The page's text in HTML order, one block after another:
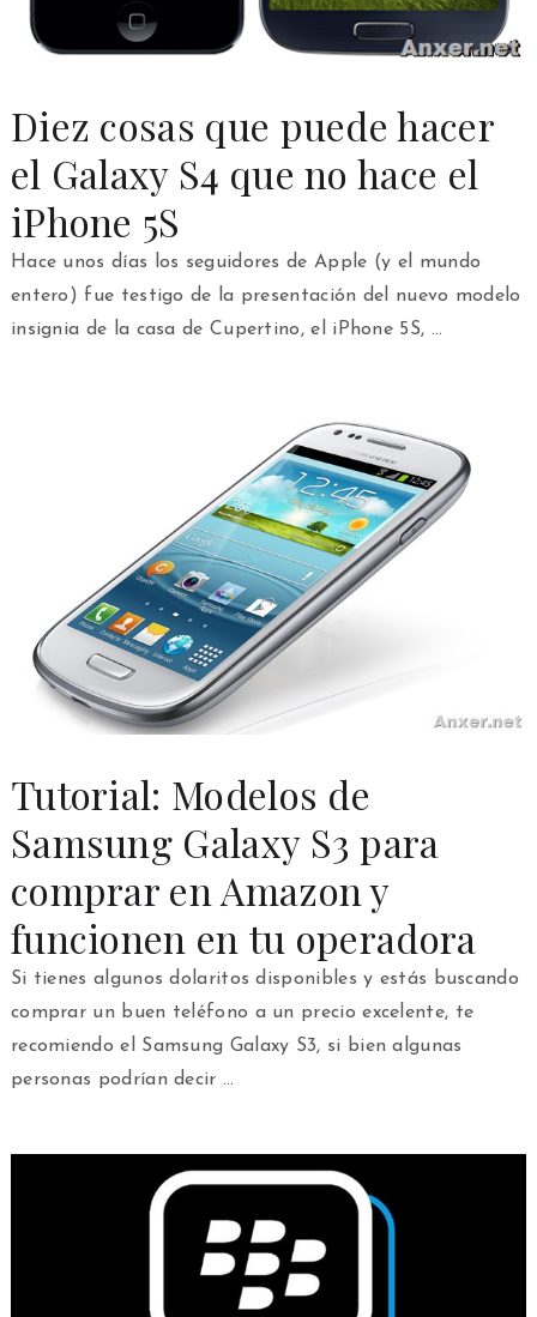
Diez cosas que puede hacer
el Galaxy S4 que no hace el
iPhone 5S
Hace unos días los seguidores de Apple (y el mundo
entero) fue testigo de la presentación del nuevo modelo
insignia de la casa de Cupertino, el iPhone 5S, …
Tutorial: Modelos de
Samsung Galaxy S3 para
comprar en Amazon y
funcionen en tu operadora
Si tienes algunos dolaritos disponibles y estás buscando
comprar un buen teléfono a un precio excelente, te
recomiendo el Samsung Galaxy S3, si bien algunas
personas podrían decir …